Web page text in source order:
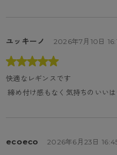
ユッキーノ 2026年7月10日
快適なレギンスです
締め付け感もなく気持ちのいい
ecoeco 2026年6月23日